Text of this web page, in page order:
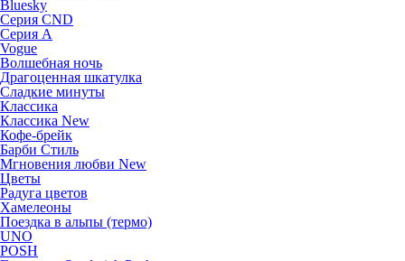
Bluesky
Серия CND
Серия А
Vogue
Волшебная ночь
Драгоценная шкатулка
Сладкие минуты
Классика
Классика New
Кофе-брейк
Барби Стиль
Мгновения любви New
Цветы
Радуга цветов
Хамелеоны
Поездка в альпы (термо)
UNO
POSH